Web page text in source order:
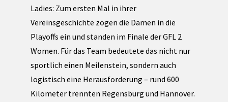
Ladies: Zum ersten Mal in ihrer
Vereinsgeschichte zogen die Damen in die
Playoffs ein und standen im Finale der GFL 2
Women. Für das Team bedeutete das nicht nur
sportlich einen Meilenstein, sondern auch
logistisch eine Herausforderung – rund 600
Kilometer trennten Regensburg und Hannover.